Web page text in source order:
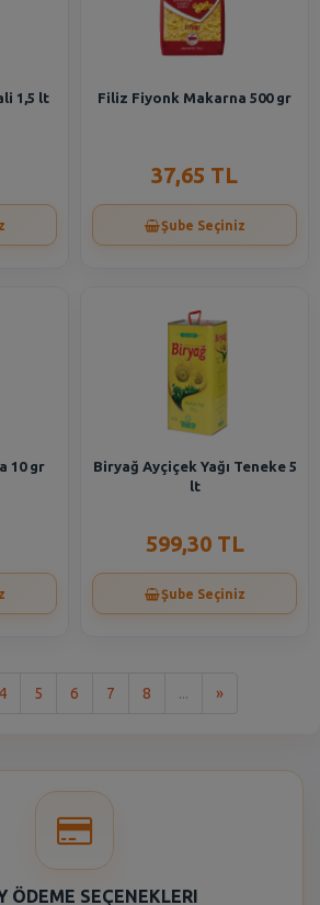
1,5 lt Filiz Fiyonk Makarna 500 gr
37,65 TL
Şube Seçiniz
10 gr
Biryağ Ayçiçek Yağı Teneke 5
lt
599,30 TL
Şube Seçiniz
4 5 6 7 8 ... »Son
ÖDEME SEÇENEKLERI